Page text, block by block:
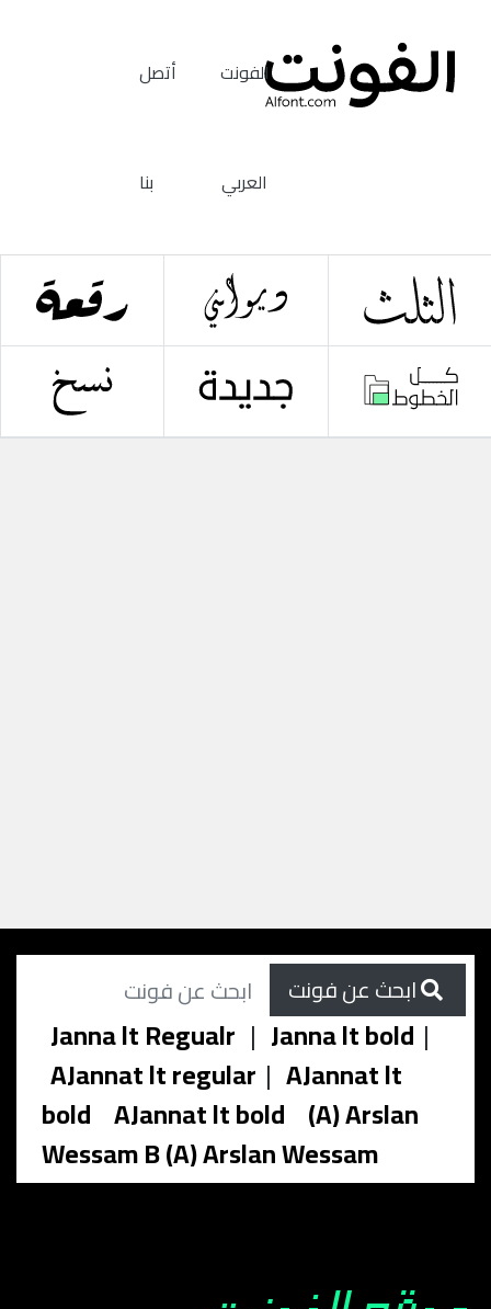
الفونت
العربي
أتصل
بنا
Janna lt Regualr | Janna lt bold |
AJannat lt regular | AJannat lt
bold AJannat lt bold (A) Arslan
Wessam B (A) Arslan Wessam